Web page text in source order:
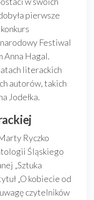
pierwsze
Festiwal
Anna Hagal.
literackich
autorów, takich
Jodełka.
Ryczko
Śląskiego
„Sztuka
„O kobiecie od
czytelników